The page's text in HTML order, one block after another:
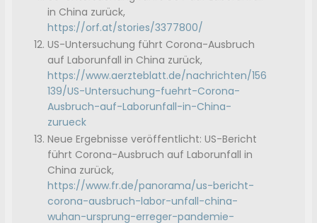
in China zurück,
https://orf.at/stories/3377800/
US-Untersuchung führt Corona-Ausbruch
auf Laborunfall in China zurück,
https://www.aerzteblatt.de/nachrichten/156
139/US-Untersuchung-fuehrt-Corona-
Ausbruch-auf-Laborunfall-in-China-
zurueck
Neue Ergebnisse veröffentlicht: US-Bericht
führt Corona-Ausbruch auf Laborunfall in
China zurück,
https://www.fr.de/panorama/us-bericht-
corona-ausbruch-labor-unfall-china-
wuhan-ursprung-erreger-pandemie-